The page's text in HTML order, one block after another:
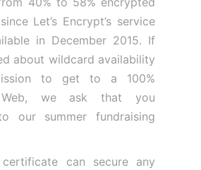
Let’s Encrypt’s service
in December 2015. If
about wildcard availability
to get to a 100%
Web, we ask that you
our summer fundraising
can secure any